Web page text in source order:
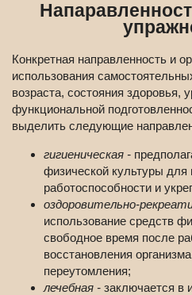
Конкретная направленность и
использования
возраста, состояния здоровья,
функциональной
выделить следующие
гигиеническая -
физической культуры для
работоспособности и
оздоровительно-
использование средств
свободное время после
восстановления
переутомления;
лечебная - заключается в